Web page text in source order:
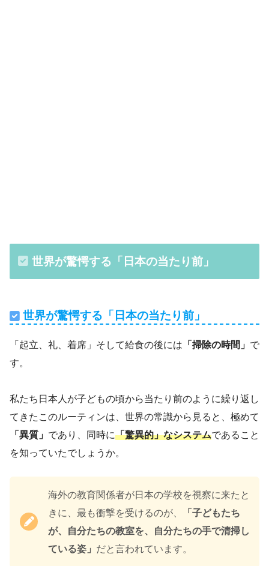
世界が驚愕する「日本の当たり前」
世界が驚愕する「日本の当たり前」
「起立、礼、着席」そして給食の後には 「掃除の時間」 で
す。
私たち日本人が子どもの頃から当たり前のように繰り返し
てきたこのルーティンは、世界の常識から見ると、極めて
「異質」 であり、同時に「驚異的」なシステムであること
を知っていたでしょうか。
海外の教育関係者が日本の学校を視察に来たと
きに、最も衝撃を受けるのが、
「子どもたち
が、自分たちの教室を、自分たちの手で清掃し
ている姿」 だと言われています。